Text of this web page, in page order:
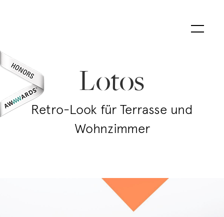
Lotos
Retro-Look für Terrasse und
Wohnzimmer